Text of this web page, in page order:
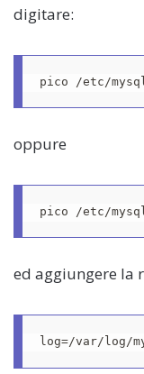
digitare:
pico /etc/
oppure
pico /etc/
ed aggiungere la
log=/var/log/